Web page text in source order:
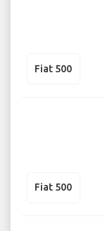
Fiat 500
Fiat 500